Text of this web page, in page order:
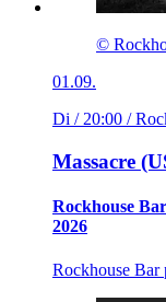
©
01.09.
Di / 20:00 /
Massacre
Rockhouse
2026
Rockhouse Bar